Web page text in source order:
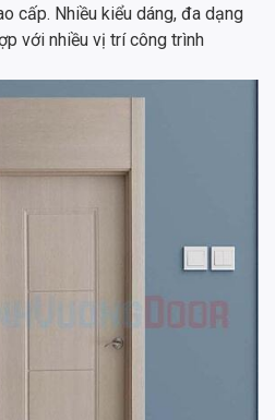
cấp. Nhiều kiểu dáng, đa dạng
với nhiều vị trí công trình